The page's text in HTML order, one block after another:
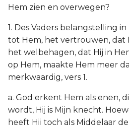
Hem zien en overwegen?
1. Des Vaders belangstelling
tot Hem, het vertrouwen, dat
het welbehagen, dat Hij in
op Hem, maakte Hem meer
merkwaardig, vers 1.
a. God erkent Hem als enen,
wordt, Hij is Mijn knecht.
heeft Hij toch als Middelaar